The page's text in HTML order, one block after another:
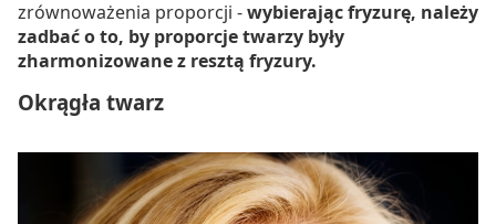
zrównoważenia proporcji -wybierając fryzurę, należy
zadbać o to, by proporcje twarzy były
zharmonizowane z resztą fryzury.
Okrągła twarz